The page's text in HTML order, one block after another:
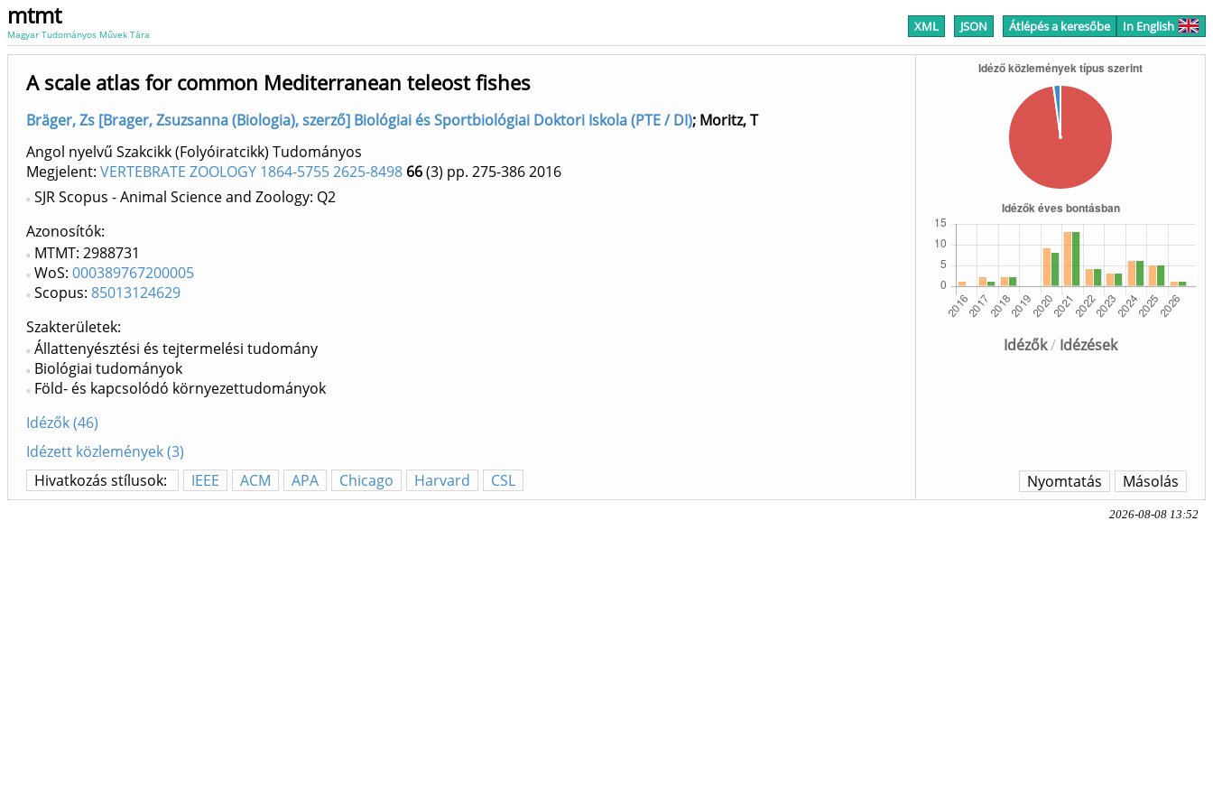
mtmt
Magyar Tudományos Művek Tára XML JSON Átlépés a keresőbe In English
Idézők/ Idézések
A scale atlas for common Mediterranean teleost fishes
Bräger, Zs [Brager, Zsuzsanna (Biologia), szerző] Biológiai és Sportbiológiai Doktori Iskola (PTE / DI); Moritz, T
Angol nyelvű Szakcikk (Folyóiratcikk) Tudományos
Megjelent: VERTEBRATE ZOOLOGY 1864-5755 2625-8498 66(3) pp. 275-3862016
SJR Scopus - Animal Science and Zoology: Q2
Azonosítók
MTMT: 2988731
WoS: 000389767200005
Scopus: 85013124629
Szakterületek:
Állattenyésztési és tejtermelési tudomány
Biológiai tudományok
Föld- és kapcsolódó környezettudományok
Idézők (46)
Idézett közlemények (3)
Hivatkozás stílusok:
IEEE ACM APA Chicago Harvard CSL Másolás
Nyomtatás
2026-08-08 13:52